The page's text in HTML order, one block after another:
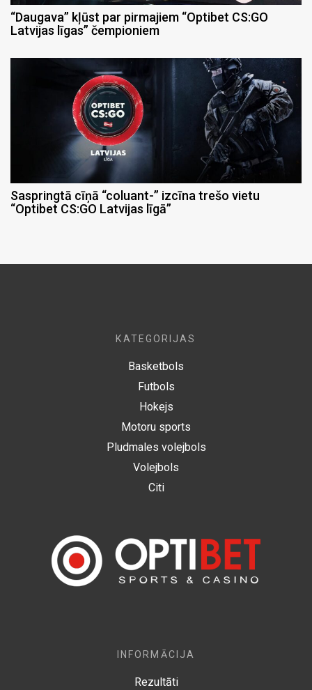
“Daugava” kļūst par pirmajiem “Optibet CS:GO
Latvijas līgas” čempioniem
Saspringtā cīņā “coluant-” izcīna trešo vietu
“Optibet CS:GO Latvijas līgā”
KATEGORIJAS
Basketbols
Futbols
Hokejs
Motoru sports
Pludmales volejbols
Volejbols
Citi
INFORMĀCIJA
Rezultāti